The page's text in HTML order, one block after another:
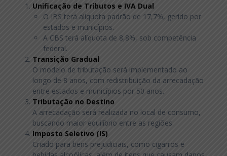
Unificação de Tributos e IVA Dual
O IBS terá alíquota padrão de 17,7%, gerido por
estados e municípios.
A CBS terá alíquota de 8,8%, sob competência
federal.
Transição Gradual
O modelo de tributação será implementado ao
longo de 8 anos, com redistribuição da arrecadação
entre estados e municípios por 50 anos.
Tributação no Destino
A arrecadação será realizada no local de consumo,
buscando maior equilíbrio entre as regiões.
Imposto Seletivo (IS)
Criado para bens prejudiciais, como cigarros e